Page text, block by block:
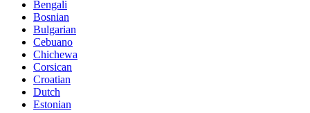
Bengali
Bosnian
Bulgarian
Cebuano
Chichewa
Corsican
Croatian
Dutch
Estonian